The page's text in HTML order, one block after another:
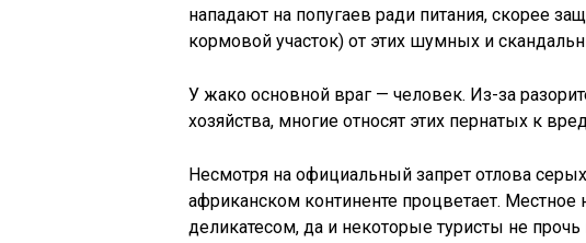
нападают на попугаев ради питания, скорее
кормовой участок) от этих шумных и
У жако основной враг — человек. Из-за
хозяйства, многие относят этих пернатых к
Несмотря на официальный запрет отлова
африканском континенте процветает. Местное
деликатесом, да и некоторые туристы не